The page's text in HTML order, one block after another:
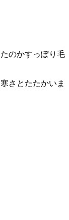
のかすっぽり毛
さとたたかいま